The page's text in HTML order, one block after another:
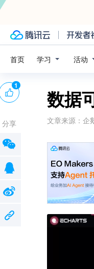
首页 学习 活动
数据
文章来源： 企
1
分享